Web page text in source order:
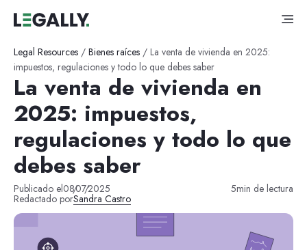
Legal Resources / Bienes raíces / La venta de vivienda en 2025:
impuestos, regulaciones y todo lo que debes saber
La venta de vivienda en
2025: impuestos,
regulaciones y todo lo que
debes saber
Publicado el08/07/2025
Redactado porSandra Castro
5min de lectura